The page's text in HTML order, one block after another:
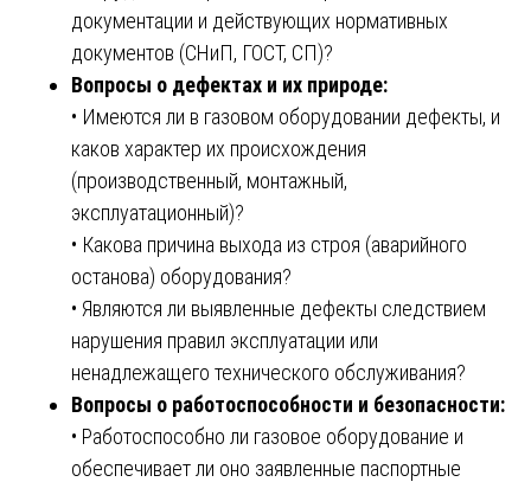
документации и действующих нормативных
документов (СНиП, ГОСТ, СП)?
Вопросы о дефектах и их природе:
• Имеются ли в газовом оборудовании дефекты, и
каков характер их происхождения
(производственный, монтажный,
эксплуатационный)?
• Какова причина выхода из строя (аварийного
останова) оборудования?
• Являются ли выявленные дефекты следствием
нарушения правил эксплуатации или
ненадлежащего технического обслуживания?
Вопросы о работоспособности и безопасности:
• Работоспособно ли газовое оборудование и
обеспечивает ли оно заявленные паспортные